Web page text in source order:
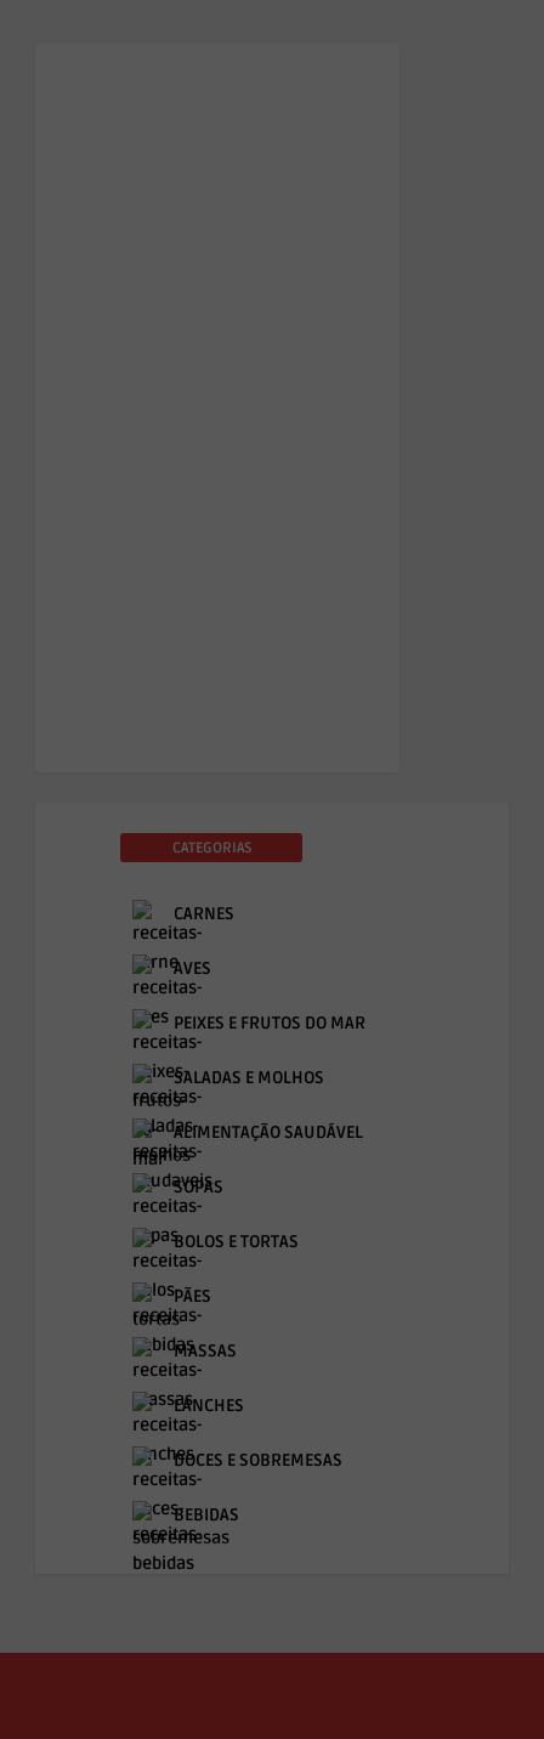
CATEGORIAS
CARNES
AVES
PEIXES E FRUTOS DO MAR
SALADAS E MOLHOS
ALIMENTAÇÃO SAUDÁVEL
SOPAS
BOLOS E TORTAS
PÃES
MASSAS
LANCHES
DOCES E SOBREMESAS
BEBIDAS